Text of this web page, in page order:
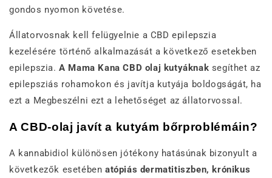
gondos nyomon követése.
Állatorvosnak kell felügyelnie a CBD epilepszia
kezelésére történő alkalmazását a következő esetekben
epilepszia.A Mama Kana CBD olaj kutyáknak segíthet az
epilepsziás rohamokon és javítja kutyája boldogságát, ha
ezt a Megbeszélni ezt a lehetőséget az állatorvossal.
A CBD-olaj javít a kutyám bőrproblémáin?
A kannabidiol különösen jótékony hatásúnak bizonyult a
következők esetében atópiás dermatitiszben, krónikus